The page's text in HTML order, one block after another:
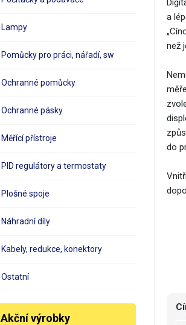
Lampy
Pomůcky pro práci, nářadí, sw
Ochranné pomůcky
Ochranné pásky
Měřící přístroje
PID regulátory a termostaty
Plošné spoje
Náhradní díly
Kabely, redukce, konektory
Ostatní
Akční výrobky
a
než
do